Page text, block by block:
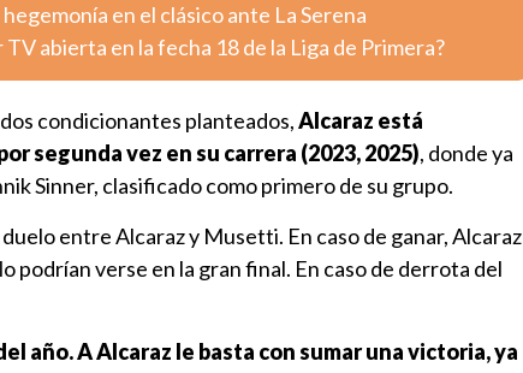
en el clásico ante La Serena
abierta en la fecha 18 de la Liga de Primera?
condicionantes planteados,Alcaraz está
segunda vez en su carrera (2023, 2025), donde ya
Sinner, clasificado como primero de su grupo.
entre Alcaraz y Musetti. En caso de ganar, Alcaraz
podrían verse en la gran final. En caso de derrota del
año. A Alcaraz le basta con sumar una victoria, ya